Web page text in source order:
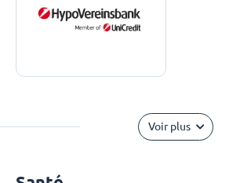
Voir plus